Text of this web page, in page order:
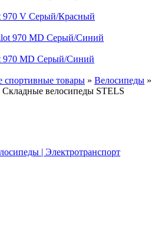
970 V Серый/Красный
970 MD Серый/Синий
спортивные товары » Велосипеды »
Складные велосипеды STELS
| Электротранспорт